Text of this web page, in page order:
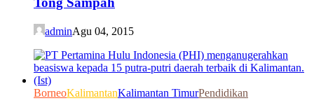
adminAgu 04, 2015
BorneoKalimantanKalimantan TimurPendidikan